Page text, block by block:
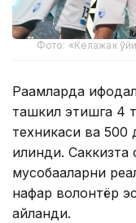
Фото: «Келажак
Рақамларда
ташкил этишга 4
техникаси ва 500
қилинди.
мусобақаларни
нафар волонтёр
айланди.